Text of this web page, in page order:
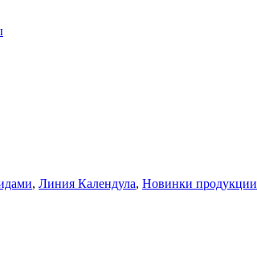
, Линия Календула, Новинки продукции